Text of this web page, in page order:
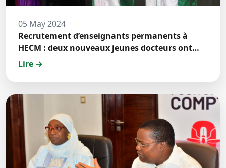
05 May 2024
Recrutement d’enseignants permanents à
HECM : deux nouveaux jeunes docteurs ont
prêté́ serment
Lire →